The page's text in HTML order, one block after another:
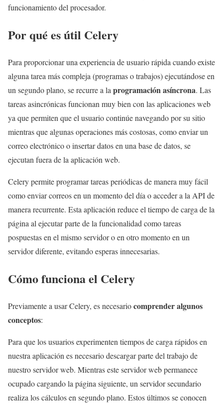
funcionamiento del procesador.
Por qué es útil Celery
Para proporcionar una experiencia de usuario rápida cuando existe
alguna tarea más compleja (programas o trabajos) ejecutándose en
un segundo plano, se recurre a la programación asíncrona. Las
tareas asincrónicas funcionan muy bien con las aplicaciones web
ya que permiten que el usuario continúe navegando por su sitio
mientras que algunas operaciones más costosas, como enviar un
correo electrónico o insertar datos en una base de datos, se
ejecutan fuera de la aplicación web.
Celery permite programar tareas periódicas de manera muy fácil
como enviar correos en un momento del día o acceder a la API de
manera recurrente. Esta aplicación reduce el tiempo de carga de la
página al ejecutar parte de la funcionalidad como tareas
pospuestas en el mismo servidor o en otro momento en un
servidor diferente, evitando esperas innecesarias.
Cómo funciona el Celery
Previamente a usar Celery, es necesariocomprender algunos
conceptos:
Para que los usuarios experimenten tiempos de carga rápidos en
nuestra aplicación es necesario descargar parte del trabajo de
nuestro servidor web. Mientras este servidor web permanece
ocupado cargando la página siguiente, un servidor secundario
realiza los cálculos en segundo plano. Estos últimos se conocen